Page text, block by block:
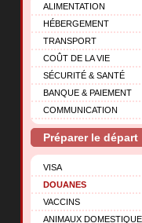
ALIMENTATION
HÉBERGEMENT
TRANSPORT
COÛT DE LA VIE
SÉCURITÉ & SANTÉ
BANQUE & PAIEMENT
COMMUNICATION
Préparer le départ
VISA
DOUANES
VACCINS
ANIMAUX